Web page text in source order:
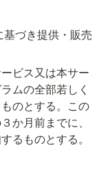
づき提供・販売
ビス又は本サー
ムの全部若しく
のとする。この
か月前までに、
るものとする。